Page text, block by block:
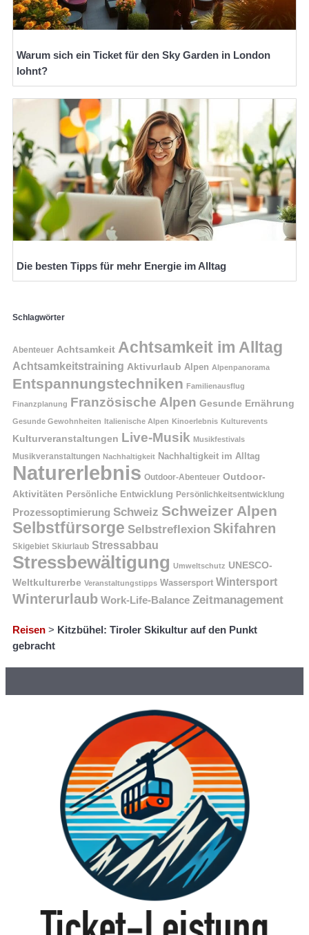
Warum sich ein Ticket für den Sky Garden in London
lohnt?
Die besten Tipps für mehr Energie im Alltag
Schlagwörter
Abenteuer Achtsamkeit Achtsamkeit im Alltag
Achtsamkeitstraining Aktivurlaub Alpen Alpenpanorama
Entspannungstechniken Familienausflug
Finanzplanung Französische Alpen Gesunde Ernährung
Gesunde Gewohnheiten Italienische Alpen Kinoerlebnis Kulturevents
Kulturveranstaltungen Live-Musik Musikfestivals
Musikveranstaltungen Nachhaltigkeit Nachhaltigkeit im Alltag
Naturerlebnis Outdoor-Abenteuer Outdoor-
Aktivitäten Persönliche Entwicklung Persönlichkeitsentwicklung
Prozessoptimierung Schweiz Schweizer Alpen
Selbstfürsorge Selbstreflexion Skifahren
Skigebiet Skiurlaub Stressabbau
Stressbewältigung Umweltschutz UNESCO-
Weltkulturerbe Veranstaltungstipps Wassersport Wintersport
Winterurlaub Work-Life-Balance Zeitmanagement
Reisen > Kitzbühel: Tiroler Skikultur auf den Punkt
gebracht